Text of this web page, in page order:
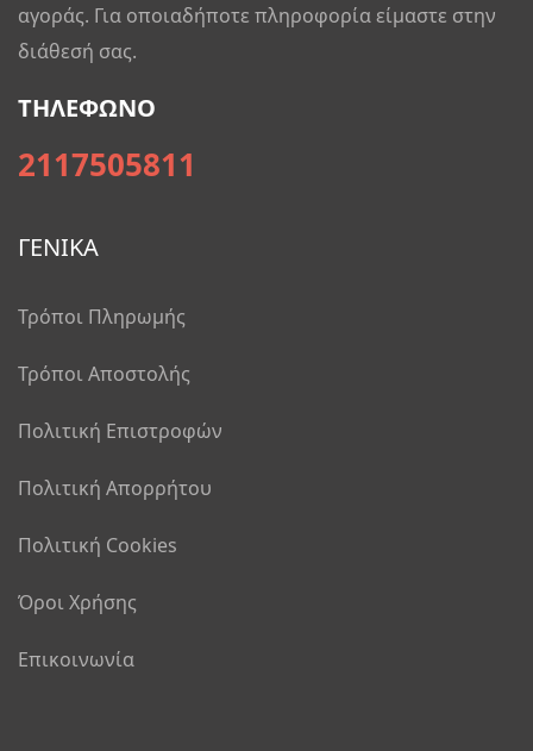
αγοράς. Για οποιαδήποτε πληροφορία είμαστε στην
διάθεσή σας.
ΤΗΛΕΦΩΝΟ
2117505811
ΓΕΝΙΚΑ
Τρόποι Πληρωμής
Τρόποι Αποστολής
Πολιτική Επιστροφών
Πολιτική Απορρήτου
Πολιτική Cookies
Όροι Χρήσης
Επικοινωνία